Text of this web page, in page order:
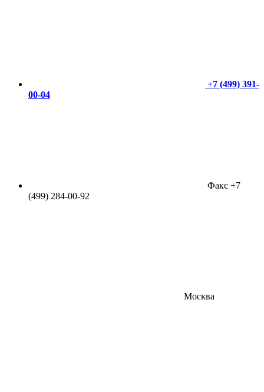
+7 (499) 391-
00-04
Факс +7
(499) 284-00-92
Москва